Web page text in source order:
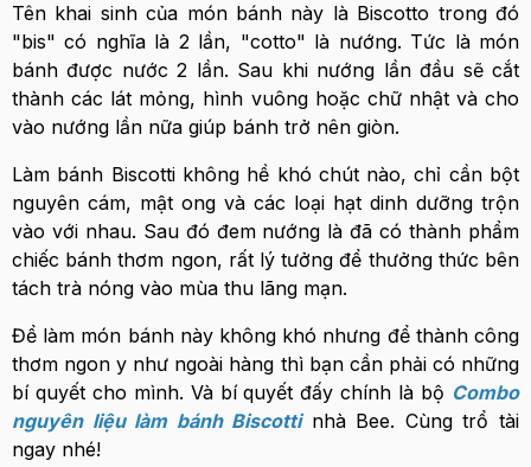
Tên khai sinh của món bánh này là Biscotto trong đó
"bis" có nghĩa là 2 lần, "cotto" là nướng. Tức là món
bánh được nước 2 lần. Sau khi nướng lần đầu sẽ cắt
thành các lát mỏng, hình vuông hoặc chữ nhật và cho
vào nướng lần nữa giúp bánh trở nên giòn.
Làm bánh Biscotti không hề khó chút nào, chỉ cần bột
nguyên cám, mật ong và các loại hạt dinh dưỡng trộn
vào với nhau. Sau đó đem nướng là đã có thành phẩm
chiếc bánh thơm ngon, rất lý tưởng để thưởng thức bên
tách trà nóng vào mùa thu lãng mạn.
Để làm món bánh này không khó nhưng để thành công
thơm ngon y như ngoài hàng thì bạn cần phải có những
bí quyết cho mình. Và bí quyết đấy chính là bộ Combo
nguyên liệu làm bánh Biscottinhà Bee. Cùng trổ tài
ngay nhé!